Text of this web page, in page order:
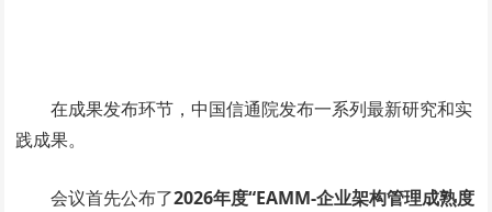
在成果发布环节，中国信通院发布一系列最新研究和实
践成果。
会议首先公布了2026年度“EAMM-企业架构管理成熟度